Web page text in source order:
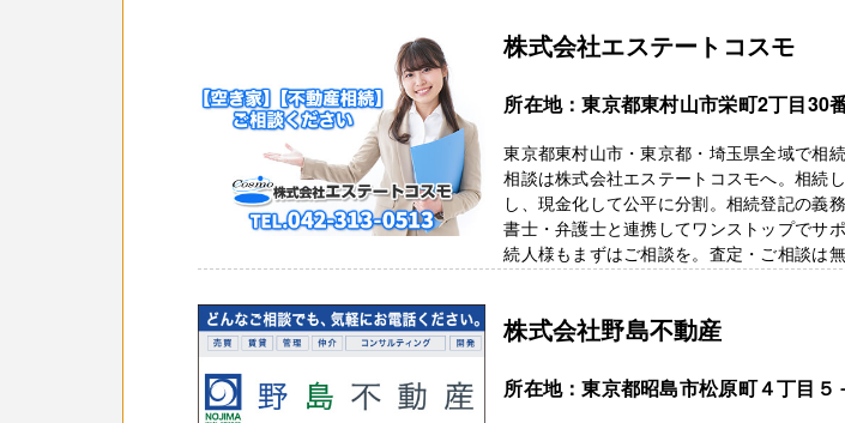
株式会社エステートコスモ
所在地：東京都東村山市栄町2丁目30
東京都東村山市・東京都・埼玉県全域で相
相談は株式会社エステートコスモへ。相続
し、現金化して公平に分割。相続登記の義
書士・弁護士と連携してワンストップでサ
続人様もまずはご相談を。査定・ご相談は
株式会社野島不動産
所在地：東京都昭島市松原町４丁目５